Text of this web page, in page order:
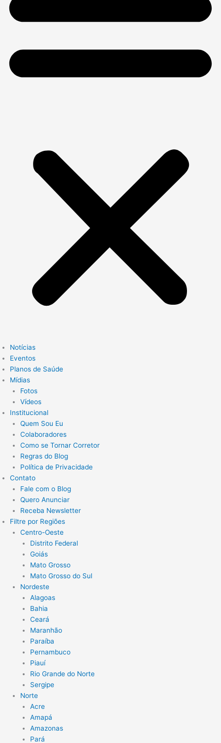
Notícias
Eventos
Planos de Saúde
Mídias
Fotos
Vídeos
Institucional
Quem Sou Eu
Colaboradores
Como se Tornar Corretor
Regras do Blog
Política de Privacidade
Contato
Fale com o Blog
Quero Anunciar
Receba Newsletter
Filtre por Regiões
Centro-Oeste
Distrito Federal
Goiás
Mato Grosso
Mato Grosso do Sul
Nordeste
Alagoas
Bahia
Ceará
Maranhão
Paraíba
Pernambuco
Piauí
Rio Grande do Norte
Sergipe
Norte
Acre
Amapá
Amazonas
Pará